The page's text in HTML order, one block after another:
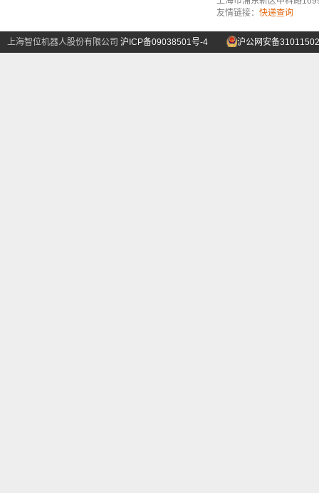
友情链接： 快递查询
上海智位机器人股份有限公司 沪ICP备09038501号-4 沪公网安备